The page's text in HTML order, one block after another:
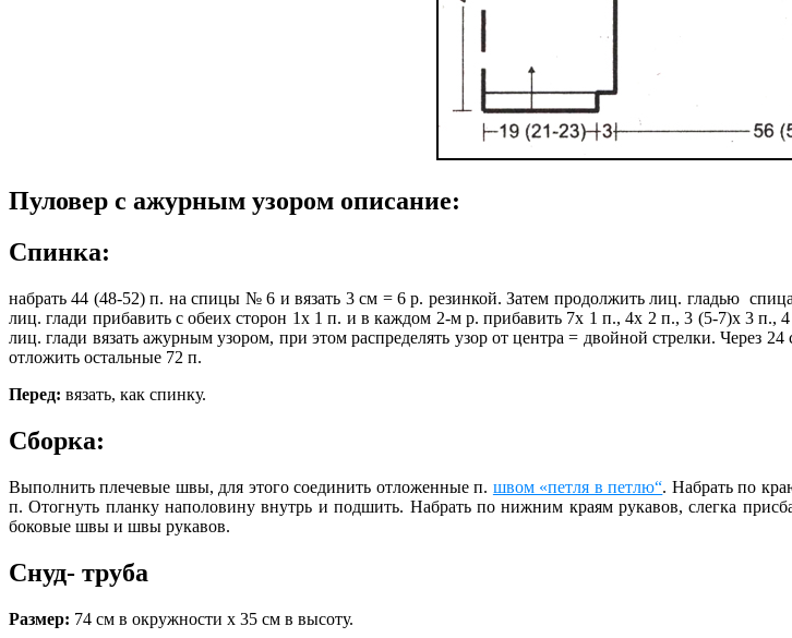
Пуловер с ажурным узором описание:
Спинка:
набрать 44 (48-52) п. на спицы № 6 и вязать 3 см = 6 р. резинкой. Затем продолжить лиц. гладью
лиц. глади прибавить с обеих сторон 1х 1 п. и в каждом 2-м р. прибавить 7х 1 п., 4х 2 п., 3 (5-7)х 3 п.,
лиц. глади вязать ажурным узором, при этом распределять узор от центра = двойной стрелки. Через
отложить остальные 72 п.
Перед: вязать, как спинку.
Сборка:
Выполнить плечевые швы, для этого соединить отложенные п. швом «петля в петлю“. Набрать по
п. Отогнуть планку наполовину внутрь и подшить. Набрать по нижним краям рукавов, слегка
боковые швы и швы рукавов.
Снуд- труба
Размер: 74 см в окружно­сти х 35 см в высоту.